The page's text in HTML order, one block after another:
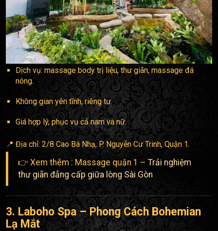
Dịch vụ: massage body trị liệu, thư giãn, massage đá
nóng.
Không gian yên tĩnh, riêng tư.
Giá hợp lý, phục vụ cả nam và nữ.
📍 Địa chỉ: 2/8 Cao Bá Nhạ, P. Nguyễn Cư Trinh, Quận 1.
👉 Xem thêm : Massage quận 1 – Trải nghiệm
thư giãn đẳng cấp giữa lòng Sài Gòn
3. Laboho Spa – Phong Cách Bohemian
Lạ Mắt